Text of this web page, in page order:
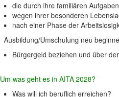
die durch ihre familiären
wegen ihrer besonderen
nach einer Phase der
Ausbildung/Umschulung neu
Bürgergeld beziehen und über
Um was geht es in AITA 2028?
Was will ich beruflich erreichen?